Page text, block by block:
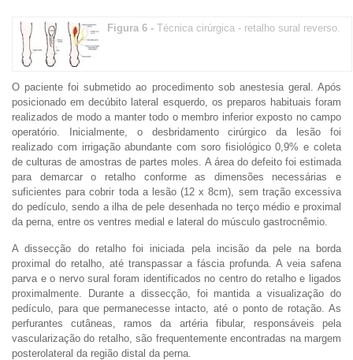
Figura 6 - Técnica cirúrgica - retalho sural reverso.
O paciente foi submetido ao procedimento sob anestesia geral. Após
posicionado em decúbito lateral esquerdo, os preparos habituais foram
realizados de modo a manter todo o membro inferior exposto no campo
operatório. Inicialmente, o desbridamento cirúrgico da lesão foi
realizado com irrigação abundante com soro fisiológico 0,9% e coleta
de culturas de amostras de partes moles. A área do defeito foi estimada
para demarcar o retalho conforme as dimensões necessárias e
suficientes para cobrir toda a lesão (12 x 8cm), sem tração excessiva
do pedículo, sendo a ilha de pele desenhada no terço médio e proximal
da perna, entre os ventres medial e lateral do músculo gastrocnêmio.
A dissecção do retalho foi iniciada pela incisão da pele na borda
proximal do retalho, até transpassar a fáscia profunda. A veia safena
parva e o nervo sural foram identificados no centro do retalho e ligados
proximalmente. Durante a dissecção, foi mantida a visualização do
pedículo, para que permanecesse intacto, até o ponto de rotação. As
perfurantes cutâneas, ramos da artéria fibular, responsáveis pela
vascularização do retalho, são frequentemente encontradas na margem
posterolateral da região distal da perna.